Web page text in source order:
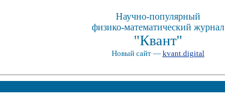
Научно-популярный
физико-математический журнал
"Квант"
Новый сайт — kvant.digital